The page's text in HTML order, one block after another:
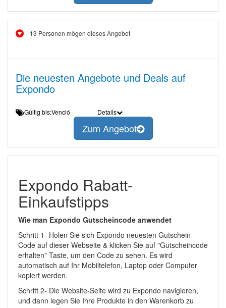
13 Personen mögen dieses Angebot
Die neuesten Angebote und Deals auf
Expondo
Gültig bis:Venció Details
Zum Angebot
Expondo Rabatt-
Einkaufstipps
Wie man Expondo Gutscheincode anwendet
Schritt 1- Holen Sie sich Expondo neuesten Gutschein
Code auf dieser Webseite & klicken Sie auf "Gutscheincode
erhalten" Taste, um den Code zu sehen. Es wird
automatisch auf Ihr Mobiltelefon, Laptop oder Computer
kopiert werden.
Schritt 2- Die Website-Seite wird zu Expondo navigieren,
und dann legen Sie Ihre Produkte in den Warenkorb zu